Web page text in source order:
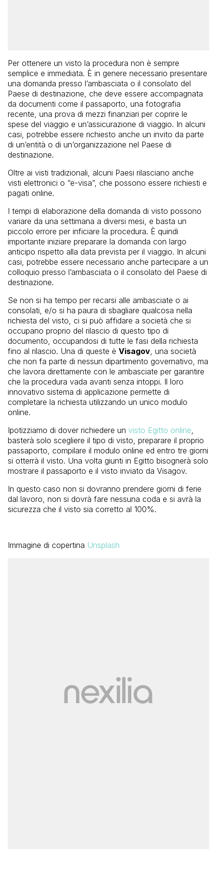
Per ottenere un visto la procedura non è sempre
semplice e immediata. È in genere necessario presentare
una domanda presso l’ambasciata o il consolato del
Paese di destinazione, che deve essere accompagnata
da documenti come il passaporto, una fotografia
recente, una prova di mezzi finanziari per coprire le
spese del viaggio e un’assicurazione di viaggio. In alcuni
casi, potrebbe essere richiesto anche un invito da parte
di un’entità o di un’organizzazione nel Paese di
destinazione.
Oltre ai visti tradizionali, alcuni Paesi rilasciano anche
visti elettronici o “e-visa”, che possono essere richiesti e
pagati online.
I tempi di elaborazione della domanda di visto possono
variare da una settimana a diversi mesi, e basta un
piccolo errore per inficiare la procedura. È quindi
importante iniziare preparare la domanda con largo
anticipo rispetto alla data prevista per il viaggio. In alcuni
casi, potrebbe essere necessario anche partecipare a un
colloquio presso l’ambasciata o il consolato del Paese di
destinazione.
Se non si ha tempo per recarsi alle ambasciate o ai
consolati, e/o si ha paura di sbagliare qualcosa nella
richiesta del visto, ci si può affidare a società che si
occupano proprio del rilascio di questo tipo di
documento, occupandosi di tutte le fasi della richiesta
fino al rilascio. Una di queste è Visagov , una società
che non fa parte di nessun dipartimento governativo, ma
che lavora direttamente con le ambasciate per garantire
che la procedura vada avanti senza intoppi. Il loro
innovativo sistema di applicazione permette di
completare la richiesta utilizzando un unico modulo
online.
Ipotizziamo di dover richiedere un visto Egitto online
basterà solo scegliere il tipo di visto, preparare il proprio
passaporto, compilare il modulo online ed entro tre giorni
si otterrà il visto. Una volta giunti in Egitto bisognerà solo
mostrare il passaporto e il visto inviato da Visagov.
In questo caso non si dovranno prendere giorni di ferie
dal lavoro, non si dovrà fare nessuna coda e si avrà la
sicurezza che il visto sia corretto al 100%.
Immagine di copertina Unsplash